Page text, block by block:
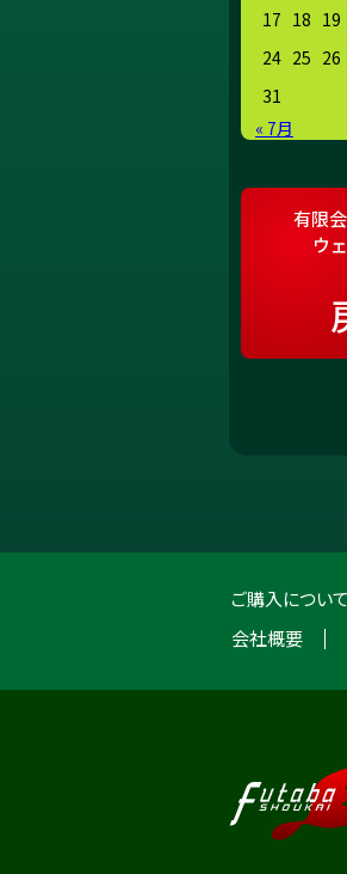
17 18 19
24 25 26
31
« 7月
有限
ウ
ご購入について
会社概要